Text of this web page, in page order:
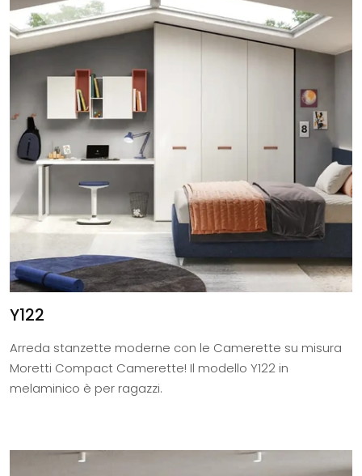
Y122
Arreda stanzette moderne con le Camerette su misura
Moretti Compact Camerette! Il modello Y122 in
melaminico è per ragazzi.